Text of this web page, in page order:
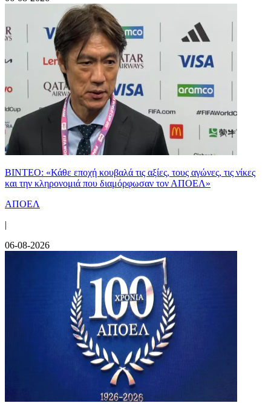
ΒΙΝΤΕΟ: «Κάθε εποχή κουβαλά τις αξίες, τους αγώνες, τις νίκες
και την κληρονομιά που διαμόρφωσαν τον ΑΠΟΕΛ»
ΑΠΟΕΛ
|
06-08-2026